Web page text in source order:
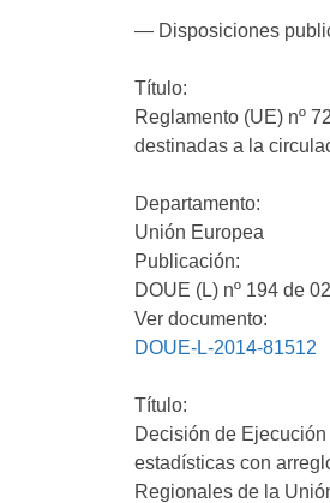
— Disposiciones
Título:
Reglamento (UE) nº
destinadas a la
Departamento:
Unión Europea
Publicación:
DOUE (L) nº 194 de
Ver documento:
DOUE-L-2014-81512
Título:
Decisión de
estadísticas con
Regionales de la